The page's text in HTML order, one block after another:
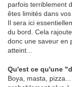
parfois terriblement
êtes limités dans
Il sera ici
du bord. Cela
donc une saveur en
atteint...
Qu'est ce qu'une
Boya, masta,